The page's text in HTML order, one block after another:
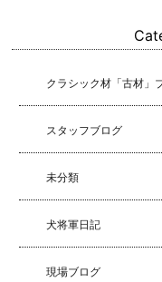
クラシック材「古材」
スタッフブログ
未分類
犬将軍日記
現場ブログ